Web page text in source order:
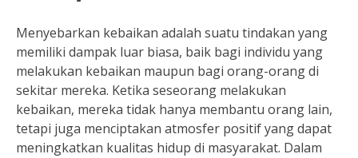
Menyebarkan kebaikan adalah suatu tindakan yang
memiliki dampak luar biasa, baik bagi individu yang
melakukan kebaikan maupun bagi orang-orang di
sekitar mereka. Ketika seseorang melakukan
kebaikan, mereka tidak hanya membantu orang lain,
tetapi juga menciptakan atmosfer positif yang dapat
meningkatkan kualitas hidup di masyarakat. Dalam